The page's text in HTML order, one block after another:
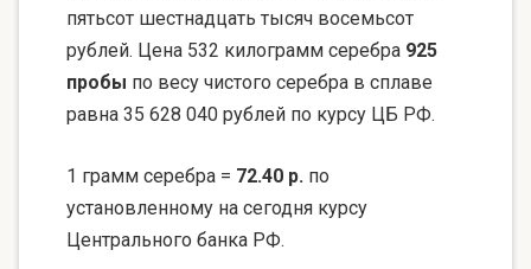
пятьсот шестнадцать тысяч восемьсот
рублей. Цена 532 килограмм серебра 925
пробы по весу чистого серебра в сплаве
равна 35 628 040 рублей по курсу ЦБ РФ.
1 грамм серебра = 72.40 р. по
установленному на сегодня курсу
Центрального банка РФ.